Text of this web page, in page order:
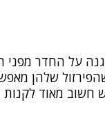
על החדר מפני
שלהן
מאוד